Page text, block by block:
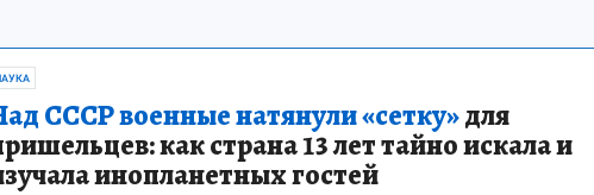
СССР военные натянули «сетку»для
как страна 13 лет тайно искала и
инопланетных гостей